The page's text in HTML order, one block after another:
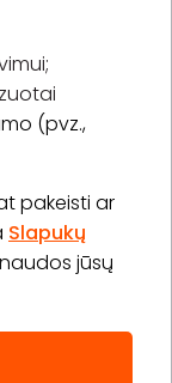
(pvz.,
pakeisti ar
Slapukų
jūsų